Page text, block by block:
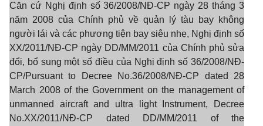
Căn cứ Nghị định số 36/2008/NĐ-CP ngày 28 tháng 3
năm 2008 của Chính phủ về quản lý tàu bay không
người lái và các phương tiện bay siêu nhẹ, Nghị định số
XX/2011/NĐ-CP ngày DD/MM/2011 của Chính phủ sửa
đổi, bổ sung một số điều của Nghị định số 36/2008/NĐ-
CP/Pursuant to Decree No.36/2008/NĐ-CP dated 28
March 2008 of the Government on the management of
unmanned aircraft and ultra light Instrument, Decree
No.XX/2011/NĐ-CP dated DD/MM/2011 of the